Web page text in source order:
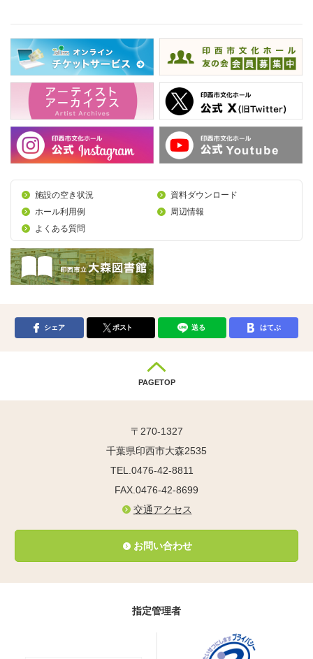
施設の空き状況
資料ダウンロード
ホール利用例
周辺情報
よくある質問
シェア ポスト 送る はてぶ
PAGETOP
〒270-1327
千葉県印西市大森2535
TEL.0476-42-8811
FAX.0476-42-8699
交通アクセス
お問い合わせ
指定管理者